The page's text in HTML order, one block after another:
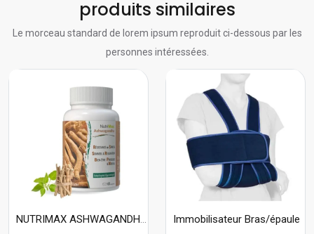
produits similaires
Le morceau standard de lorem ipsum reproduit ci-dessous par les
personnes intéressées.
NUTRIMAX ASHWAGANDHA 60 COMPRIMES DOSES A 500 MG Immobilisateur Bras/épaule